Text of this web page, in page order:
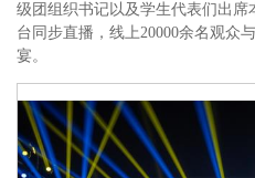
级团组织书记以及学生代表们出
台同步直播，线上20000余名观众
宴。